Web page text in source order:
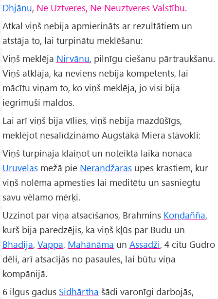
Dhjānu, Ne Uztveres, Ne Neuztveres Valstību.
Atkal viņš nebija apmierināts ar rezultātiem un
atstāja to, lai turpinātu meklēšanu:
Viņš meklēja Nirvānu, pilnīgu ciešanu pārtraukšanu.
Viņš atklāja, ka neviens nebija kompetents, lai
mācītu viņam to, ko viņš meklēja, jo visi bija
iegrimuši maldos.
Lai arī viņš bija vīlies, viņš nebija mazdūšīgs,
meklējot nesalīdzināmo Augstākā Miera stāvokli:
Viņš turpināja klaiņot un noteiktā laikā nonāca
Uruvelas mežā pie Neraņdžaras upes krastiem, kur
viņš nolēma apmesties lai meditētu un sasniegtu
savu vēlamo mērķi.
Uzzinot par viņa atsacīšanos, Brahmins Koṇḍañña,
kurš bija paredzējis, ka viņš kļūs par Budu un
Bhadija, Vappa, Mahānāma un Assadži, 4 citu Gudro
dēli, arī atsacījās no pasaules, lai būtu viņa
kompānijā.
6 ilgus gadus Sidhārtha šādi varonīgi darbojās,